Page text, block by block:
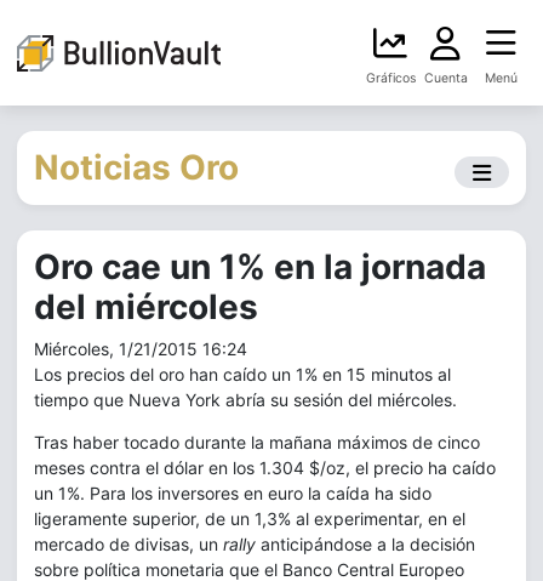
Gráficos Cuenta Menú
Noticias Oro
Oro cae un 1% en la jornada
del miércoles
Miércoles, 1/21/2015 16:24
Los precios del oro han caído un 1% en 15 minutos al
tiempo que Nueva York abría su sesión del miércoles.
Tras haber tocado durante la mañana máximos de cinco
meses contra el dólar en los 1.304 $/oz, el precio ha caído
un 1%. Para los inversores en euro la caída ha sido
ligeramente superior, de un 1,3% al experimentar, en el
mercado de divisas, un rally anticipándose a la decisión
sobre política monetaria que el Banco Central Europeo